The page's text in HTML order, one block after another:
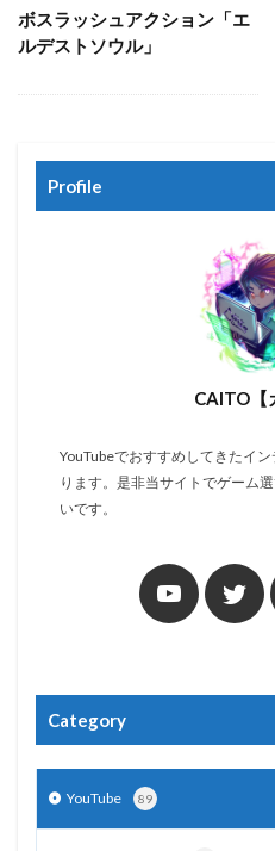
ボスラッシュアクション「エ
ルデストソウル」
Profile
CAITO【
YouTubeでおすすめしてきたイ
ります。是非当サイトでゲーム
いです。
Category
YouTube 89